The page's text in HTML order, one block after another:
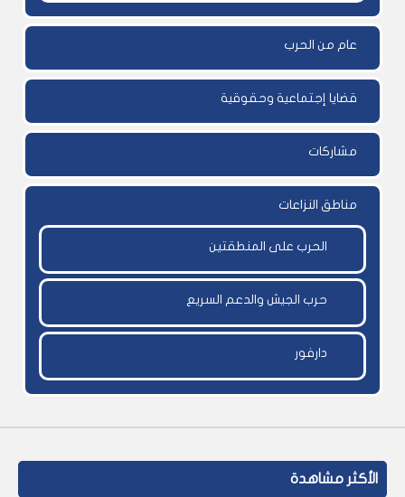
عام من الحرب
قضايا إجتماعية وحقوقية
مشاركات
مناطق النزاعات
الحرب على المنطقتين
حرب الجيش والدعم السريع
دارفور
الأكثر مشاهدة